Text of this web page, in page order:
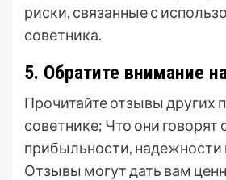
риски, связанные с
советника.
5. Обратите внимание
Прочитайте отзывы других
советнике; Что они говорят
прибыльности, надежности
Отзывы могут дать вам